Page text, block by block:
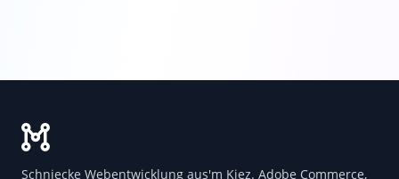
Schniecke Webentwicklung aus'm Kiez. Adobe Commerce,